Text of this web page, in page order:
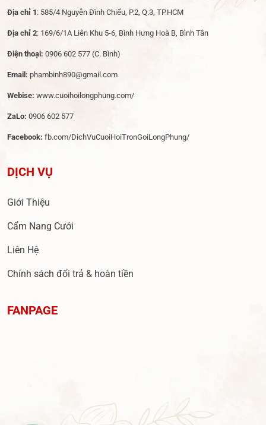
Địa chỉ 1 : 585/4 Nguyễn Đình Chiểu, P.2, Q.3, TP.HCM
Địa chỉ 2: 169/6/1A Liên Khu 5-6, Bình Hưng Hoà B, Bình Tân
Điện thoại: 0906 602 577 (C. Bình)
Email: phambinh890@gmail.com
Webise: www.cuoihoilongphung.com/
ZaLo: 0906 602 577
Facebook: fb.com/DichVuCuoiHoiTronGoiLongPhung/
DỊCH VỤ
Giới Thiệu
Cẩm Nang Cưới
Liên Hệ
Chính sách đổi trả & hoàn tiền
FANPAGE